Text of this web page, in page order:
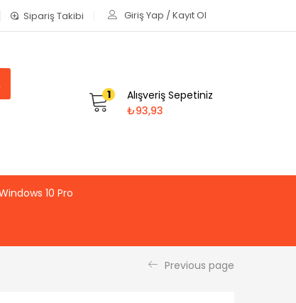
Sipariş Takibi Giriş Yap / Kayıt Ol
1
Alışveriş Sepetiniz
₺93,93
10 Pro
Previous page